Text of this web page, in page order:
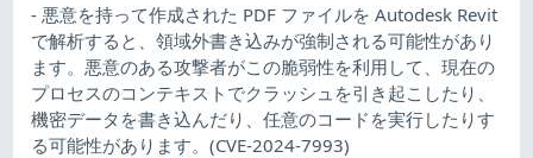
- 悪意を持って作成された PDF ファイルを Autodesk Revit
で解析すると、領域外書き込みが強制される可能性があり
ます。悪意のある攻撃者がこの脆弱性を利用して、現在の
プロセスのコンテキストでクラッシュを引き起こしたり、
機密データを書き込んだり、任意のコードを実行したりす
る可能性があります。(CVE-2024-7993)